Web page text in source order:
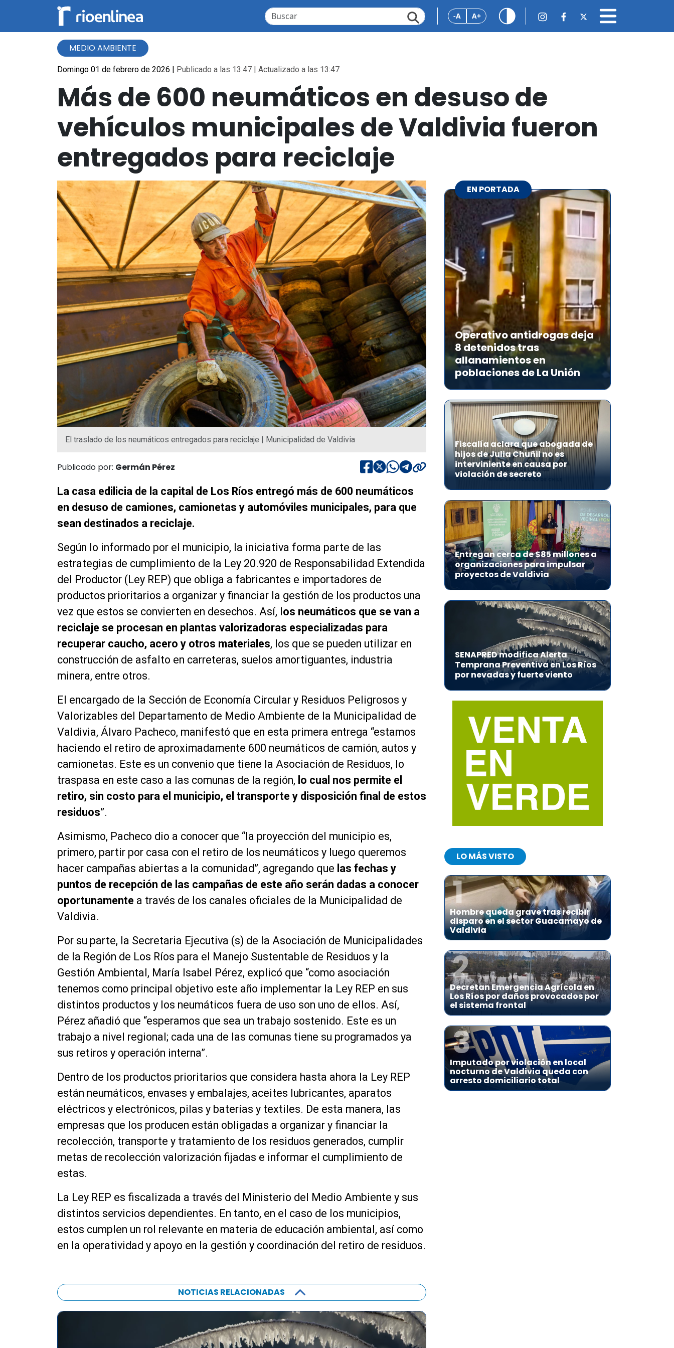
-A A+
MEDIO AMBIENTE
Domingo 01 de febrero de 2026 | Publicado a las 13:47 | Actualizado a las 13:47
Más de 600 neumáticos en desuso de
vehículos municipales de Valdivia fueron
entregados para reciclaje
El traslado de los neumáticos entregados para reciclaje | Municipalidad de Valdivia
Publicado por: Germán Pérez
La casa edilicia de la capital de Los Ríos entregó más de 600 neumáticos
en desuso de camiones, camionetas y automóviles municipales, para que
sean destinados a reciclaje.
Según lo informado por el municipio, la iniciativa forma parte de las
estrategias de cumplimiento de la Ley 20.920 de Responsabilidad Extendida
del Productor (Ley REP) que obliga a fabricantes e importadores de
productos prioritarios a organizar y financiar la gestión de los productos una
vez que estos se convierten en desechos. Así, l os neumáticos que se van a
reciclaje se procesan en plantas valorizadoras especializadas para
recuperar caucho, acero y otros materiales, los que se pueden utilizar en
construcción de asfalto en carreteras, suelos amortiguantes, industria
minera, entre otros.
El encargado de la Sección de Economía Circular y Residuos Peligrosos y
Valorizables del Departamento de Medio Ambiente de la Municipalidad de
Valdivia, Álvaro Pacheco, manifestó que en esta primera entrega “estamos
haciendo el retiro de aproximadamente 600 neumáticos de camión, autos y
camionetas. Este es un convenio que tiene la Asociación de Residuos, lo
traspasa en este caso a las comunas de la región, lo cual nos permite el
retiro, sin costo para el municipio, el transporte y disposición final de estos
residuos”.
Asimismo, Pacheco dio a conocer que “la proyección del municipio es,
primero, partir por casa con el retiro de los neumáticos y luego queremos
hacer campañas abiertas a la comunidad”, agregando que las fechas y
puntos de recepción de las campañas de este año serán dadas a conocer
oportunamente a través de los canales oficiales de la Municipalidad de
Valdivia.
Por su parte, la Secretaria Ejecutiva (s) de la Asociación de Municipalidades
de la Región de Los Ríos para el Manejo Sustentable de Residuos y la
Gestión Ambiental, María Isabel Pérez, explicó que “como asociación
tenemos como principal objetivo este año implementar la Ley REP en sus
distintos productos y los neumáticos fuera de uso son uno de ellos. Así,
Pérez añadió que “esperamos que sea un trabajo sostenido. Este es un
trabajo a nivel regional; cada una de las comunas tiene su programados ya
sus retiros y operación interna”.
Dentro de los productos prioritarios que considera hasta ahora la Ley REP
están neumáticos, envases y embalajes, aceites lubricantes, aparatos
eléctricos y electrónicos, pilas y baterías y textiles. De esta manera, las
empresas que los producen están obligadas a organizar y financiar la
recolección, transporte y tratamiento de los residuos generados, cumplir
metas de recolección valorización fijadas e informar el cumplimiento de
estas.
La Ley REP es fiscalizada a través del Ministerio del Medio Ambiente y sus
distintos servicios dependientes. En tanto, en el caso de los municipios,
estos cumplen un rol relevante en materia de educación ambiental, así como
en la operatividad y apoyo en la gestión y coordinación del retiro de residuos.
NOTICIAS RELACIONADAS
EN PORTADA
Operativo antidrogas deja
8 detenidos tras
allanamientos en
poblaciones de La Unión
Fiscalía aclara que abogada de
hijos de Julia Chuñil no es
interviniente en causa por
violación de secreto
Entregan cerca de $85 millones a
organizaciones para impulsar
proyectos de Valdivia
SENAPRED modifica Alerta
Temprana Preventiva en Los Ríos
por nevadas y fuerte viento
LO MÁS VISTO
1
Hombre queda grave tras recibir
disparo en el sector Guacamayo de
Valdivia
2
Decretan Emergencia Agrícola en
Los Ríos por daños provocados por
el sistema frontal
3
Imputado por violación en local
nocturno de Valdivia queda con
arresto domiciliario total